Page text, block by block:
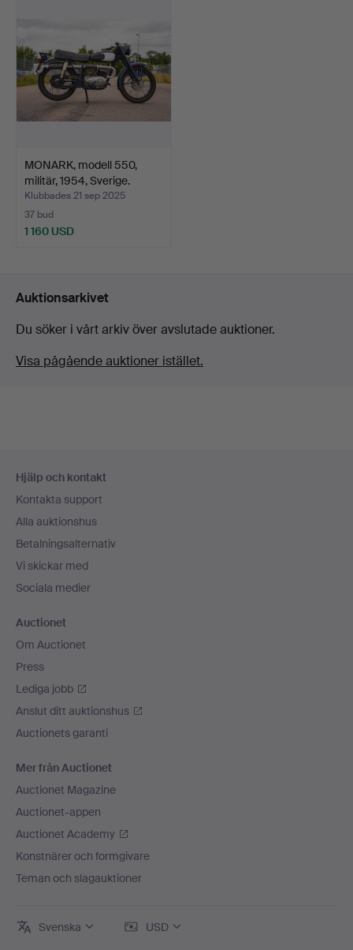
MONARK, modell 550,
militär, 1954, Sverige.
Klubbades 21 sep 2025
37 bud
1 160 USD
Auktionsarkivet
Du söker i vårt arkiv över avslutade auktioner.
Visa pågående auktioner istället.
Hjälp och kontakt
Kontakta support
Alla auktionshus
Betalningsalternativ
Vi skickar med
Sociala medier
Auctionet
Om Auctionet
Press
Lediga jobb
Anslut ditt auktionshus
Auctionets garanti
Mer från Auctionet
Auctionet Magazine
Auctionet-appen
Auctionet Academy
Konstnärer och formgivare
Teman och slagauktioner
Svenska USD